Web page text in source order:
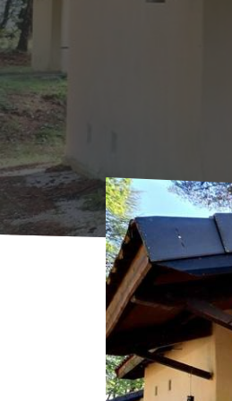
Accueil Où Dormir